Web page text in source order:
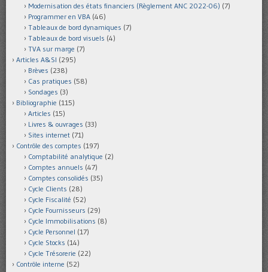
Modernisation des états financiers (Règlement ANC 2022-06) (7)
Programmer en VBA (46)
Tableaux de bord dynamiques (7)
Tableaux de bord visuels (4)
TVA sur marge (7)
Articles A&SI (295)
Brèves (238)
Cas pratiques (58)
Sondages (3)
Bibliographie (115)
Articles (15)
Livres & ouvrages (33)
Sites internet (71)
Contrôle des comptes (197)
Comptabilité analytique (2)
Comptes annuels (47)
Comptes consolidés (35)
Cycle Clients (28)
Cycle Fiscalité (52)
Cycle Fournisseurs (29)
Cycle Immobilisations (8)
Cycle Personnel (17)
Cycle Stocks (14)
Cycle Trésorerie (22)
Contrôle interne (52)